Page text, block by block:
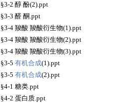
§3-2 醇 酚(2).ppt
§3-3 醛 酮.ppt
§3-4 羧酸 羧酸衍生物(1).ppt
§3-4 羧酸 羧酸衍生物(2).ppt
§3-4 羧酸 羧酸衍生物(3).ppt
§3-5 有机合成(1).ppt
§3-5 有机合成(2).ppt
§4-1 糖类.ppt
§4-2 蛋白质.ppt